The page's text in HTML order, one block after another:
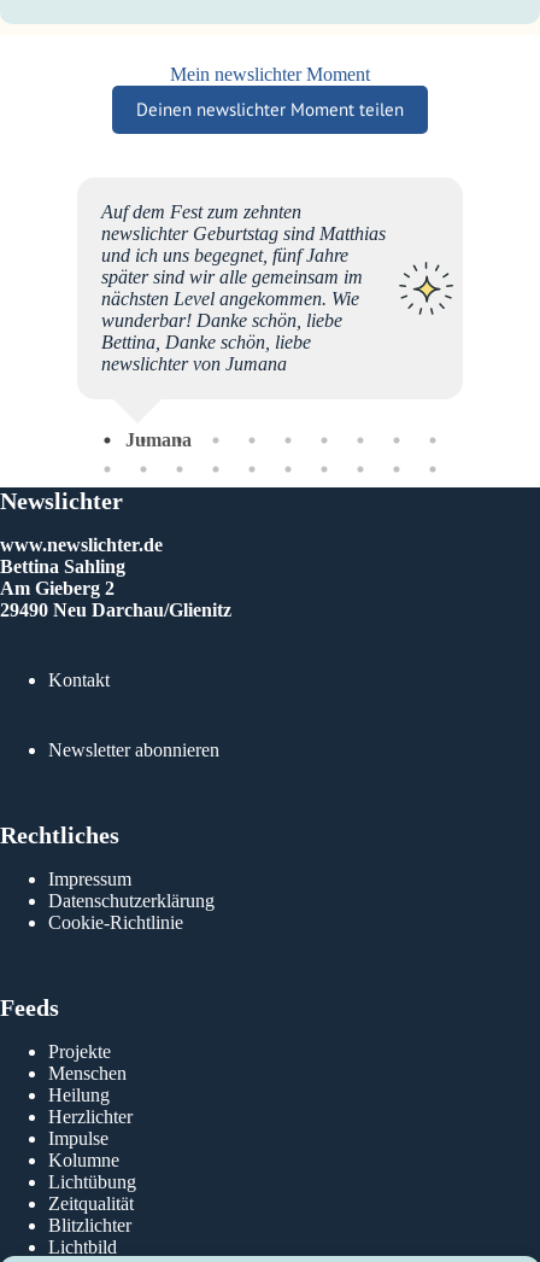
Mein newslichter Moment
Deinen newslichter Moment teilen
Auf dem Fest zum zehnten
newslichter Geburtstag sind Matthias
und ich uns begegnet, fünf Jahre
später sind wir alle gemeinsam im
nächsten Level angekommen. Wie
wunderbar! Danke schön, liebe
Bettina, Danke schön, liebe
newslichter von Jumana
Jumana
Newslichter
www.newslichter.de
Bettina Sahling
Am Gieberg 2
29490 Neu Darchau/Glienitz
Kontakt
Newsletter abonnieren
Rechtliches
Impressum
Datenschutzerklärung
Cookie-Richtlinie
Feeds
Projekte
Menschen
Heilung
Herzlichter
Impulse
Kolumne
Lichtübung
Zeitqualität
Blitzlichter
Lichtbild